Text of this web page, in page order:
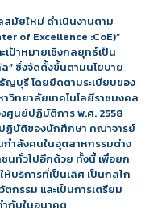
มัยใหม่ ดำเนินงานตาม
of Excellence :CoE)”
ป้าหมายเชิงกลยุทธ์เป็น
” ซึ่งจัดตั้งขึ้นตามนโยบาย
ญบุรี โดยยึดตามระเบียบของ
วิทยาลัยเทคโนโลยีราชมงคล
ศูนย์ปฏิบัติการ พ.ศ. 2558
ปฏิบัติของนักศึกษา คณาจารย์
ำลังคนในอุตสาหกรรมต่าง
นทั่วไปอีกด้วย ทั้งนี้ เพื่อยก
ห้บริการที่เป็นเลิศ เป็นกลไก
รรม และเป็นการเตรียม
กับในอนาคต